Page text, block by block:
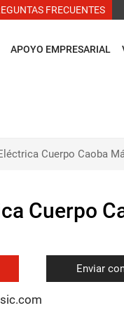
FRECUENTES
APOYO EMPRESARIAL
Cuerpo Caoba
Cuerpo
Enviar